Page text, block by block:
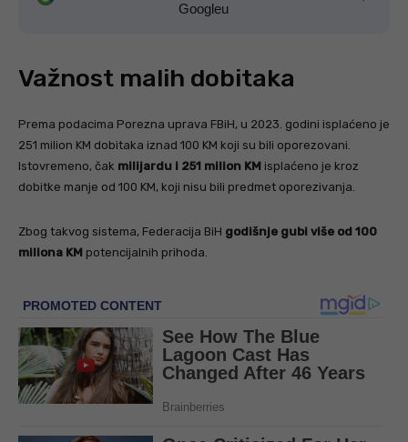
Googleu
Važnost malih dobitaka
Prema podacima Porezna uprava FBiH, u 2023. godini isplaćeno je
251 milion KM dobitaka iznad 100 KM koji su bili oporezovani.
Istovremeno, čak milijardu i 251 milion KM isplaćeno je kroz
dobitke manje od 100 KM, koji nisu bili predmet oporezivanja.
Zbog takvog sistema, Federacija BiH godišnje gubi više od 100
miliona KM potencijalnih prihoda.